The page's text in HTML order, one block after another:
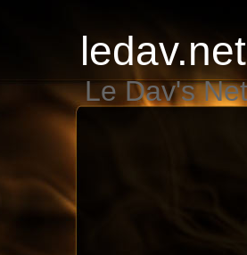
ledav.net
Le Dav's